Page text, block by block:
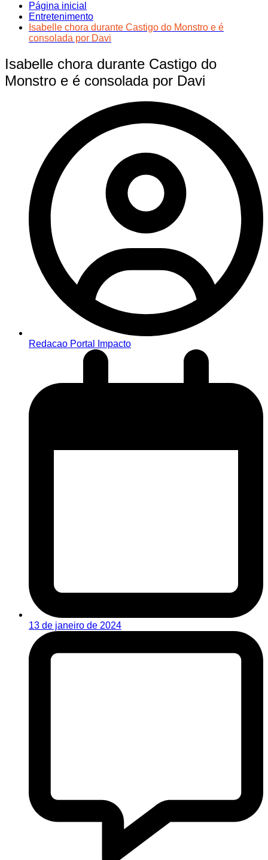
Página inicial
Entretenimento
Isabelle chora durante Castigo do Monstro e é
consolada por Davi
Isabelle chora durante Castigo do
Monstro e é consolada por Davi
Redacao Portal Impacto
13 de janeiro de 2024